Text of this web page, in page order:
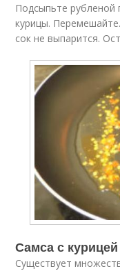
Подсыпьте рубленой
курицы.
сок не выпарится.
Самса с
Существует